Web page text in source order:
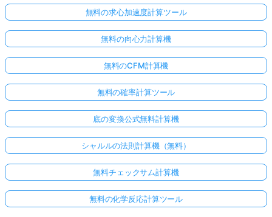
無料の求心加速度計算ツール
無料の向心力計算機
無料のCFM計算機
無料の確率計算ツール
底の変換公式無料計算機
シャルルの法則計算機（無料）
無料チェックサム計算機
無料の化学反応計算ツール